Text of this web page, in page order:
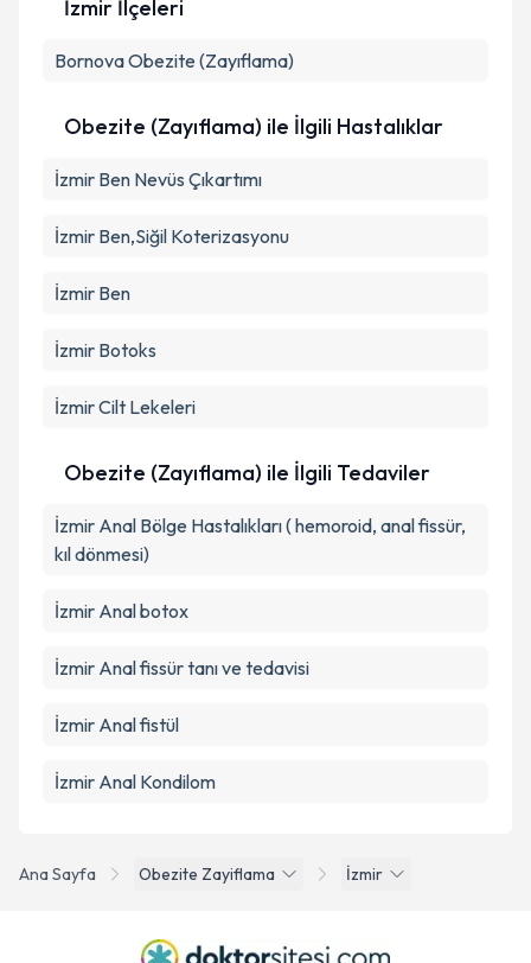
Ana Sayfa Obezite Zayiflama İzmir
İzmir İlçeleri
BornovaObezite (Zayıflama)
Obezite (Zayıflama) ile İlgili Hastalıklar
İzmir Ben Nevüs Çıkartımı
İzmir Ben,Siğil Koterizasyonu
İzmir Ben
İzmir Botoks
İzmir Cilt Lekeleri
Obezite (Zayıflama) ile İlgili Tedaviler
İzmir Anal Bölge Hastalıkları ( hemoroid, anal fissür,
kıl dönmesi)
İzmir Anal botox
İzmir Anal fissür tanı ve tedavisi
İzmir Anal fistül
İzmir Anal Kondilom